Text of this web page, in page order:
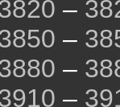
–
–
–
–